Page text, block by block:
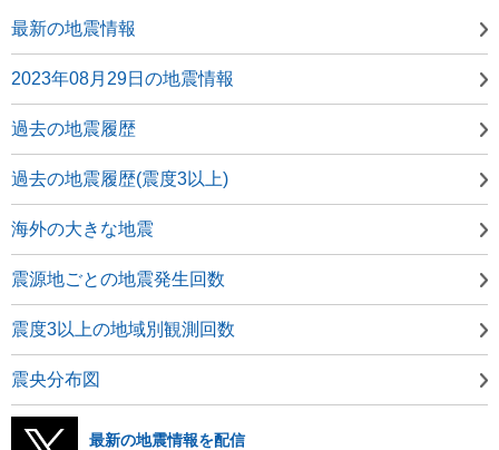
最新の地震情報
2023年08月29日の地震情報
過去の地震履歴
過去の地震履歴(震度3以上)
海外の大きな地震
震源地ごとの地震発生回数
震度3以上の地域別観測回数
震央分布図
最新の地震情報を配信